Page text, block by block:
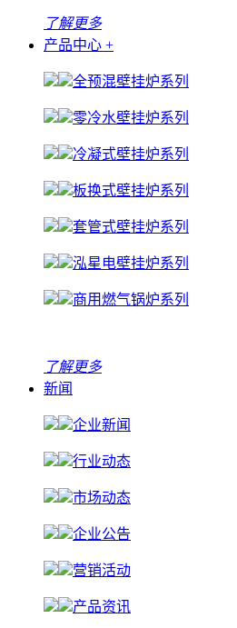
了解更多
产品中心 +
全预混壁挂炉系列
零冷水壁挂炉系列
冷凝式壁挂炉系列
板换式壁挂炉系列
套管式壁挂炉系列
泓星电壁挂炉系列
商用燃气锅炉系列
了解更多
新闻
企业新闻
行业动态
市场动态
企业公告
营销活动
产品资讯